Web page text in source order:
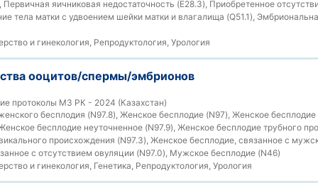
Первичная яичниковая недостаточность (E28.3), Приобретенное
тела матки с удвоением шейки матки и влагалища (Q51.1),
и гинекология, Репродуктология, Урология
ооцитов/спермы/эмбрионов
протоколы МЗ РК - 2024 (Казахстан)
бесплодия (N97.8), Женское бесплодие (N97), Женское бесплодие
бесплодие неуточненное (N97.9), Женское бесплодие трубного
происхождения (N97.3), Женское бесплодие, связанное с
с отсутствием овуляции (N97.0), Мужское бесплодие (N46)
и гинекология, Генетика, Репродуктология, Урология